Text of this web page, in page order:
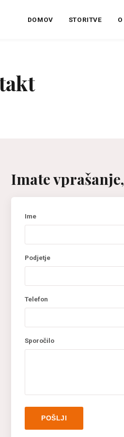
DOMOV STORITVE
Imate
Ime
Podjetje
Telefon
Sporočilo
POŠLJI